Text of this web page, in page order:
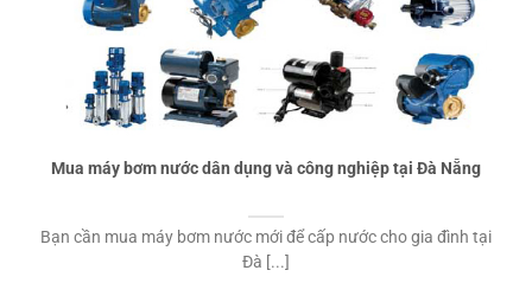
Mua máy bơm nước dân dụng và công nghiệp tại Đà Nẵng
Bạn cần mua máy bơm nước mới để cấp nước cho gia đình tại
Đà [...]